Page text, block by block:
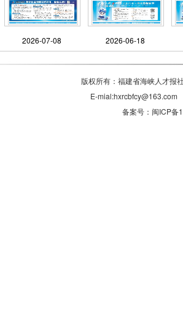
2026-07-08 2026-06-18
版权所有：福建省海峡人才
E-
备案号：闽ICP备